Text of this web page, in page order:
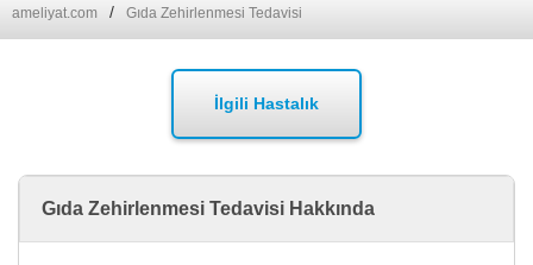
ameliyat.com Gıda Zehirlenmesi Tedavisi
İlgili Hastalık
Gıda Zehirlenmesi Tedavisi Hakkında